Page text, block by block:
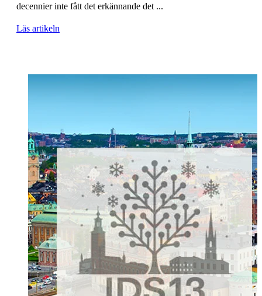
decennier inte fått det erkännande det ...
Läs artikeln